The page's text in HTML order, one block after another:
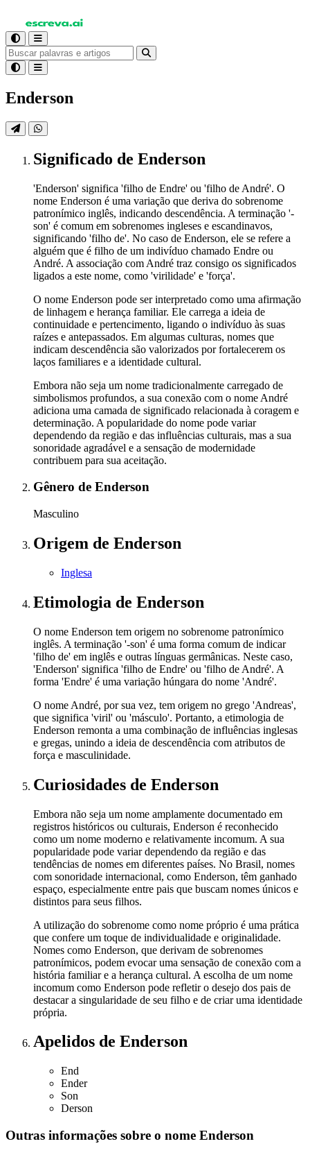
Enderson
Significado de Enderson
'Enderson' significa 'filho de Endre' ou 'filho de André'. O
nome Enderson é uma variação que deriva do sobrenome
patronímico inglês, indicando descendência. A terminação '-
son' é comum em sobrenomes ingleses e escandinavos,
significando 'filho de'. No caso de Enderson, ele se refere a
alguém que é filho de um indivíduo chamado Endre ou
André. A associação com André traz consigo os significados
ligados a este nome, como 'virilidade' e 'força'.
O nome Enderson pode ser interpretado como uma afirmação
de linhagem e herança familiar. Ele carrega a ideia de
continuidade e pertencimento, ligando o indivíduo às suas
raízes e antepassados. Em algumas culturas, nomes que
indicam descendência são valorizados por fortalecerem os
laços familiares e a identidade cultural.
Embora não seja um nome tradicionalmente carregado de
simbolismos profundos, a sua conexão com o nome André
adiciona uma camada de significado relacionada à coragem e
determinação. A popularidade do nome pode variar
dependendo da região e das influências culturais, mas a sua
sonoridade agradável e a sensação de modernidade
contribuem para sua aceitação.
Gênero de Enderson
Masculino
Origem de Enderson
Inglesa
Etimologia de Enderson
O nome Enderson tem origem no sobrenome patronímico
inglês. A terminação '-son' é uma forma comum de indicar
'filho de' em inglês e outras línguas germânicas. Neste caso,
'Enderson' significa 'filho de Endre' ou 'filho de André'. A
forma 'Endre' é uma variação húngara do nome 'André'.
O nome André, por sua vez, tem origem no grego 'Andreas',
que significa 'viril' ou 'másculo'. Portanto, a etimologia de
Enderson remonta a uma combinação de influências inglesas
e gregas, unindo a ideia de descendência com atributos de
força e masculinidade.
Curiosidades de Enderson
Embora não seja um nome amplamente documentado em
registros históricos ou culturais, Enderson é reconhecido
como um nome moderno e relativamente incomum. A sua
popularidade pode variar dependendo da região e das
tendências de nomes em diferentes países. No Brasil, nomes
com sonoridade internacional, como Enderson, têm ganhado
espaço, especialmente entre pais que buscam nomes únicos e
distintos para seus filhos.
A utilização do sobrenome como nome próprio é uma prática
que confere um toque de individualidade e originalidade.
Nomes como Enderson, que derivam de sobrenomes
patronímicos, podem evocar uma sensação de conexão com a
história familiar e a herança cultural. A escolha de um nome
incomum como Enderson pode refletir o desejo dos pais de
destacar a singularidade de seu filho e de criar uma identidade
própria.
Apelidos de Enderson
End
Ender
Son
Derson
Outras informações sobre o nome Enderson